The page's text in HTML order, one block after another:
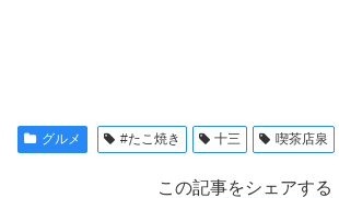
グルメ #たこ焼き 十三 喫茶店泉
この記事をシェアする